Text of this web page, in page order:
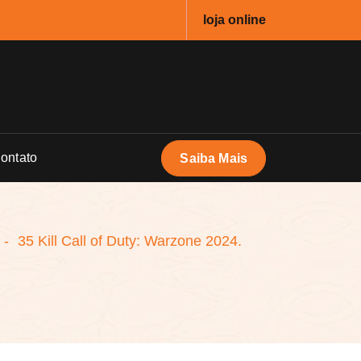
loja online
Saiba Mais
- 35 Kill Call of Duty: Warzone 2024.